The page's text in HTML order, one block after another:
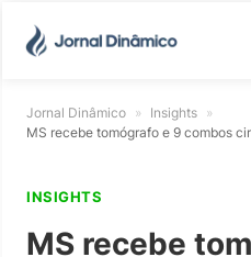
Jornal Dinâmico » Insights »
MS recebe tomógrafo e 9 combos
INSIGHTS
MS recebe